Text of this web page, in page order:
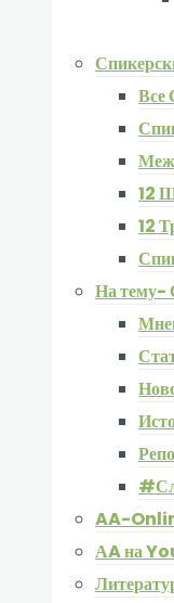
Все
12
12
На тему-
AA-
АA на